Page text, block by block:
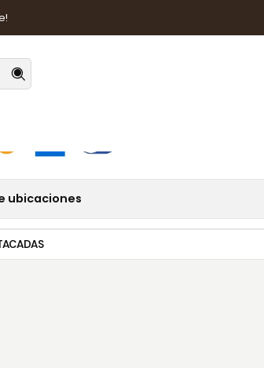
de Sol Hawkers Diver HDVR26WEX0
Hawkers Diver
ubicaciones